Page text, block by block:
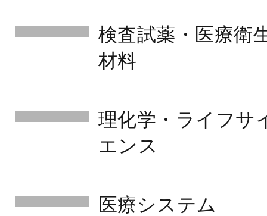
検査試薬・医療衛
材料
理化学・ライフサ
エンス
医療システム